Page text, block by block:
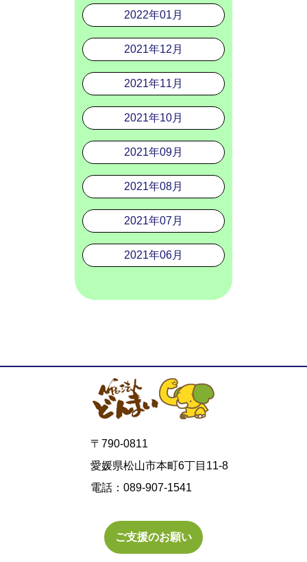
2022年01月
2021年12月
2021年11月
2021年10月
2021年09月
2021年08月
2021年07月
2021年06月
〒790-0811
愛媛県松山市本町6丁目11-8
電話：089-907-1541
ご支援のお願い